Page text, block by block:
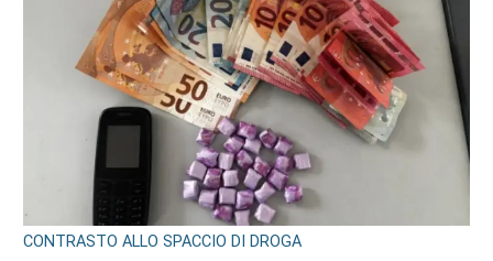
CONTRASTO ALLO SPACCIO DI DROGA